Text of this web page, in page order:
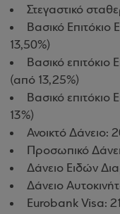
Στεγαστικό
Βασικό Επιτόκιο
13,50%)
Βασικό επιτόκιο
(από 13,25%)
Βασικό επιτόκιο
13%)
Ανοικτό Δάνειο:
Προσωπικό
Δάνειο Ειδών
Δάνειο
Eurobank Visa: